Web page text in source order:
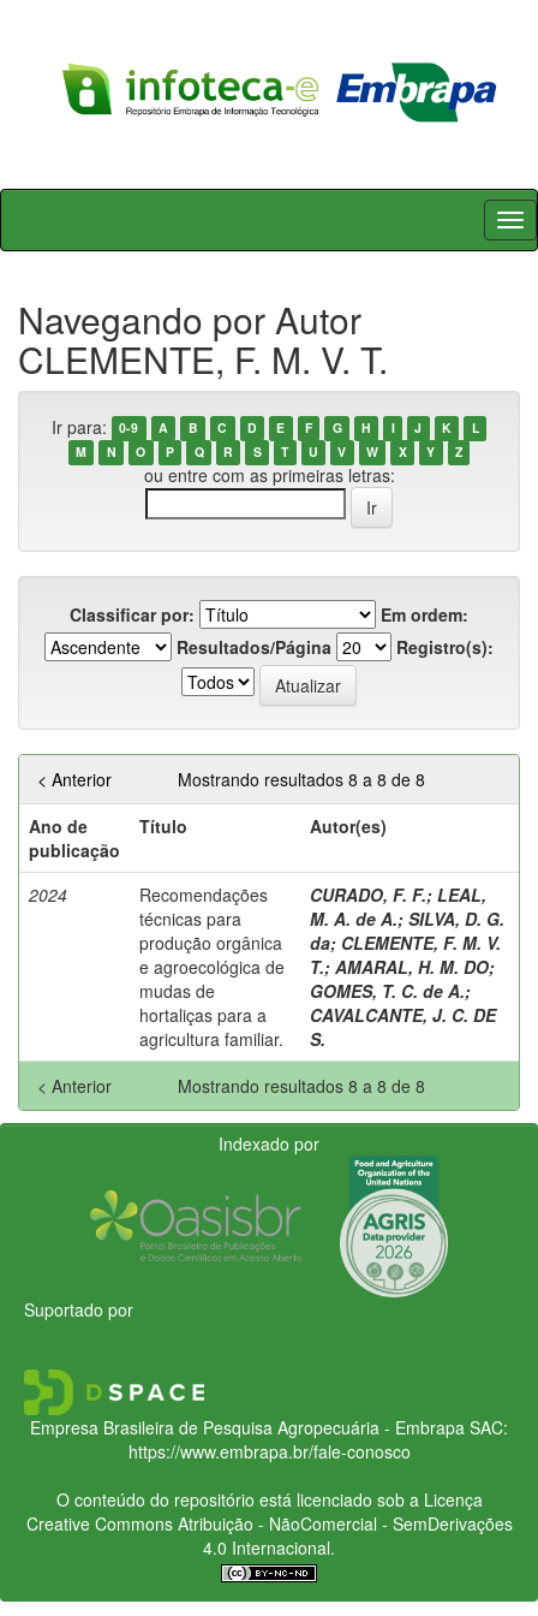
Skip
Navegando por Autor
CLEMENTE, F. M. V. T.
Ir para: 0-9 A B C D E F G H I J K
L
M
N O P Q R S T U V W X Y Z
ou entre com as primeiras letras:
Classificar por:
Em ordem:
Resultados/Página
Registro(s):
Mostrando resultados 8 a 8 de 8
< Anterior
Ano de
publicação
Título Autor(es)
2024
Recomendações
técnicas para
produção orgânica
e agroecológica de
mudas de
hortaliças para a
agricultura familiar.
CURADO, F. F.; LEAL,
M. A. de A.; SILVA, D. G.
da; CLEMENTE, F. M. V.
T.; AMARAL, H. M. DO;
GOMES, T. C. de A.;
CAVALCANTE, J. C. DE
S.
Mostrando resultados 8 a 8 de 8
< Anterior
Indexado por
Suportado por
Empresa Brasileira de Pesquisa Agropecuária - Embrapa SAC:
https://www.embrapa.br/fale-conosco
O conteúdo do repositório está licenciado sob a Licença
Creative CommonsAtribuição - NãoComercial - SemDerivações
4.0 Internacional.